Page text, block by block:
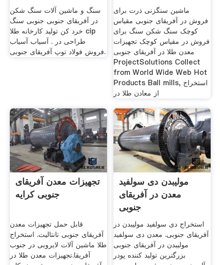
سنگ و ماشین آلات سنگ شکن
در آفریقای جنوبی جنوبی سنگ
خرد کن تولید کارخانه طلا cip
طراحی در . آسیاب آسیاب
فروش فولاد توپ آفریقای جنوبی.
ماشین سنگزنی ذرت برای
فروش در آفریقای جنوبی مقیاس
کوچک سنگ شکن سنگ برای
فروش در مقیاس کوچک تجهیزات
معدن طلا در آفریقای جنوبی
ProjectSolutions Collect
from World Wide Web Hot
Products Ball mills, استخراج
از معادن طلا در
تجهیزات معدن آفریقای
جنوبی کرایه
قابل حمل تجهیزات معدن
آفریقای جنوبی تانتالیت. استخراج
طلا ماشین آلات لایروبی در جنوب
آفریقا.تجهیزات معدن طلا در
مولیبدن دی سولفید
معدن در آفریقای
جنوبی
استخراج دی سولفید مولیبدن در
آفریقای جنوبی. معدن دی سولفید
مولیبدن در آفریقای جنوبی
بزرگترین تولید کننده پودر